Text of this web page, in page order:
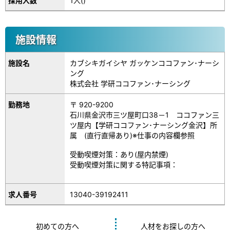
施設情報
施設名
カブシキガイシヤ ガッケンココファン･ナーシ
ング
株式会社 学研ココファン･ナーシング
勤務地
〒 920-9200
石川県金沢市三ツ屋町口38－1 ココファン三
ツ屋内【学研ココファン･ナーシング金沢】所
属 (直行直帰あり)※仕事の内容欄参照
受動喫煙対策：あり(屋内禁煙)
受動喫煙対策に関する特記事項：
求人番号 13040-39192411
初めての方へ 人材をお探しの方へ